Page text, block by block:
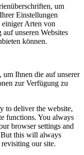
um
Einstellungen
einiger Arten von
unseren Websites
können.
Ihnen die auf unserer
zur Verfügung zu
to deliver the website,
functions. You always
browser settings and
this will always
our site.